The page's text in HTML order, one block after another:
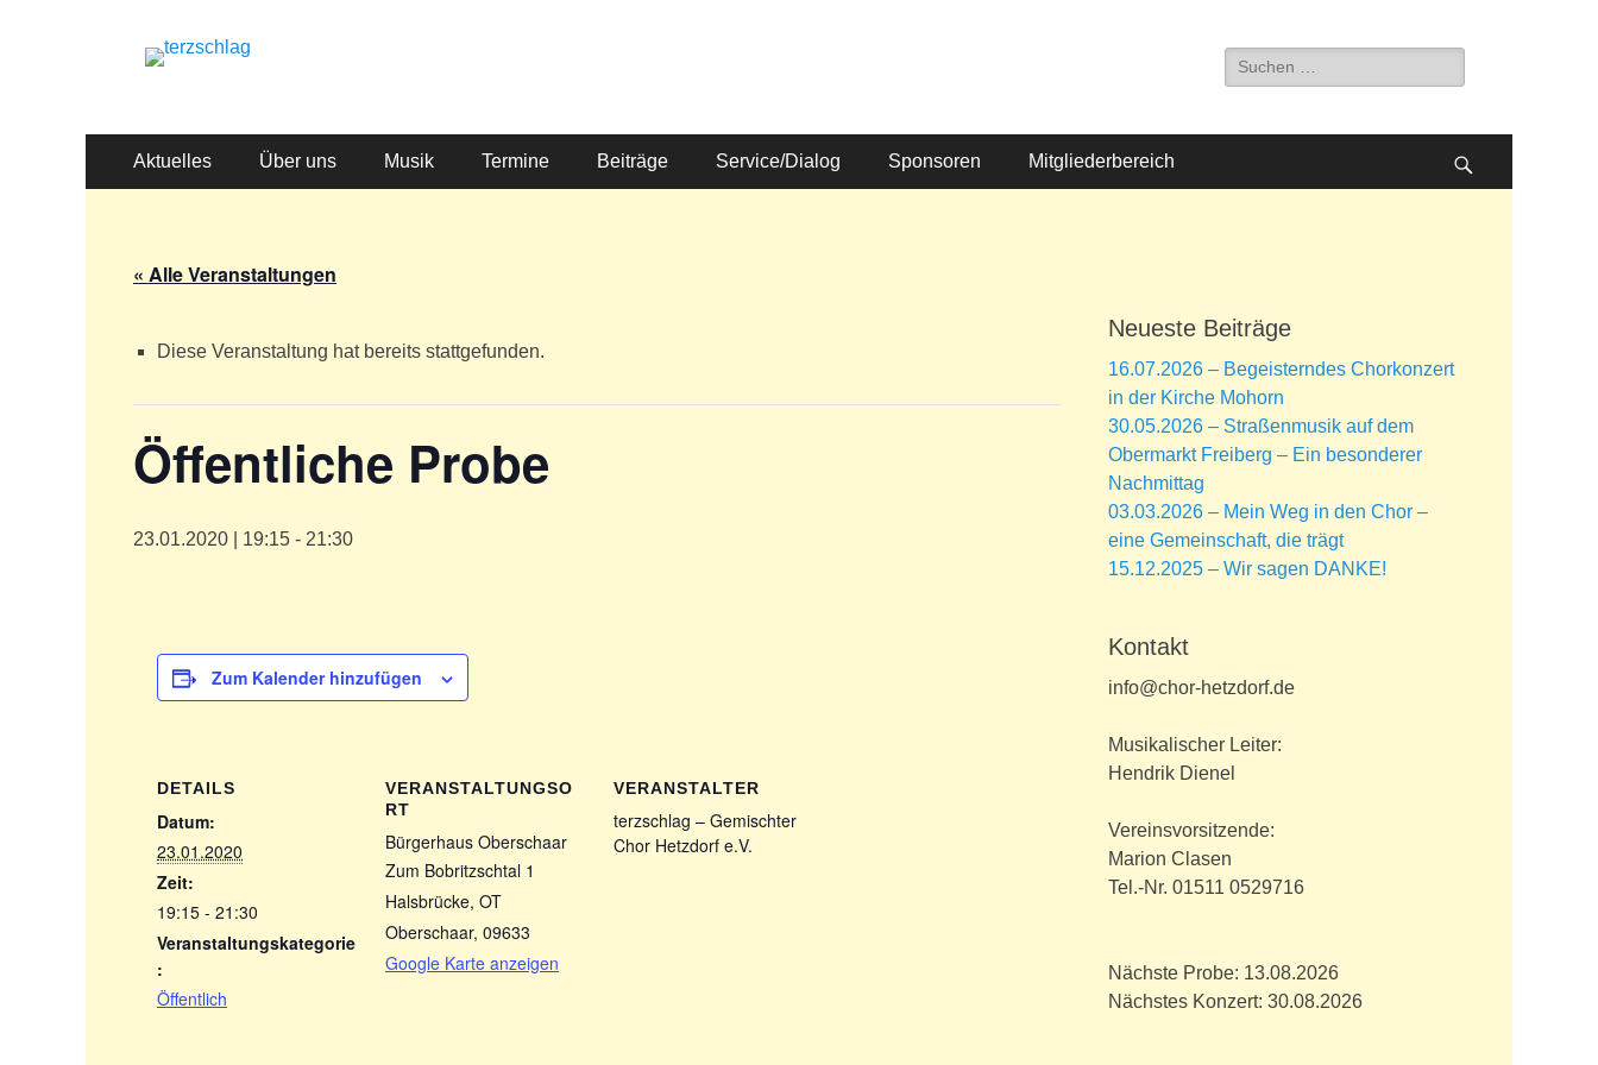
terzschlag
Gemischter Chor Hetzdorf e. V.
Suche
nach:
Primäres
Menü
Aktuelles Über uns Musik Termine Beiträge Service/Dialog Sponsoren Mitgliederbereich
« Alle Veranstaltungen
Diese Veranstaltung hat bereits stattgefunden.
Öffentliche Probe
23.01.2020 | 19:15 - 21:30
Zum Kalender hinzufügen
DETAILS
Datum:
23.01.2020
Zeit:
19:15 - 21:30
Veranstaltungskategorie
:
Öffentlich
VERANSTALTUNGSO
RT
Bürgerhaus Oberschaar
Zum Bobritzschtal 1
Halsbrücke, OT
Oberschaar, 09633
Google Karte anzeigen
VERANSTALTER
terzschlag – Gemischter
Chor Hetzdorf e.V.
Neueste Beiträge
16.07.2026 – Begeisterndes Chorkonzert
in der Kirche Mohorn
30.05.2026 – Straßenmusik auf dem
Obermarkt Freiberg – Ein besonderer
Nachmittag
03.03.2026 – Mein Weg in den Chor –
eine Gemeinschaft, die trägt
15.12.2025 – Wir sagen DANKE!
Kontakt
info@chor-hetzdorf.de
Musikalischer Leiter:
Hendrik Dienel
Vereinsvorsitzende:
Marion Clasen
Tel.-Nr. 01511 0529716
Nächste Probe: 13.08.2026
Nächstes Konzert: 30.08.2026